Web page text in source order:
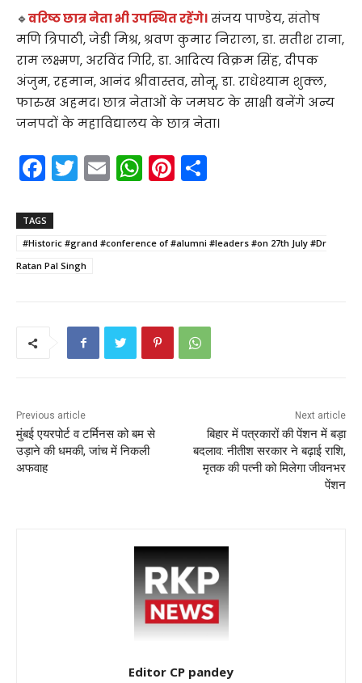
🔹वरिष्ठ छात्र नेता भी उपस्थित रहेंगे।संजय पाण्डेय, संतोष
मणि त्रिपाठी, जेडी मिश्र, श्रवण कुमार निराला, डा. सतीश राना,
राम लक्ष्मण, अरविंद गिरि, डा. आदित्य विक्रम सिंह, दीपक
अंजुम, रहमान, आनंद श्रीवास्तव, सोनू, डा. राधेश्याम शुक्ल,
फारुख अहमद। छात्र नेताओं के जमघट के साक्षी बनेंगे अन्य
जनपदों के महाविद्यालय के छात्र नेता।
F
a
c
e
b
T
w
er
E
m
l
W
h
ts
p
Pi
nt
e e
TAGS
#Historic #grand #conference of #alumni #leaders #on 27th July #Dr
Ratan Pal Singh
Previous article
मुंबई एयरपोर्ट व टर्मिनस को बम से
उड़ाने की धमकी, जांच में निकली
अफवाह
Next article
बिहार में पत्रकारों की पेंशन में बड़ा
बदलाव: नीतीश सरकार ने बढ़ाई राशि,
मृतक की पत्नी को मिलेगा जीवनभर
पेंशन
Editor CP pandey